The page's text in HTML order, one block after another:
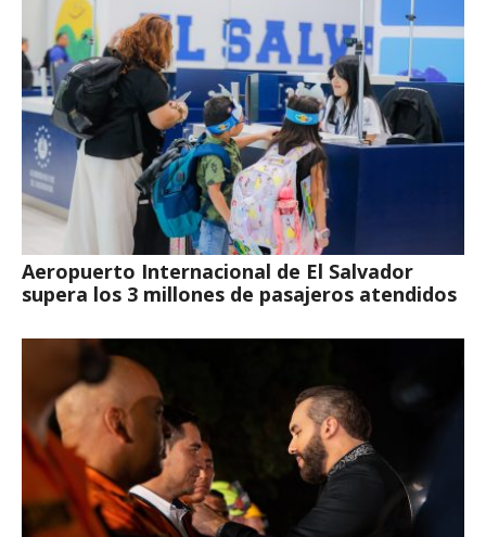
Aeropuerto Internacional de El Salvador
supera los 3 millones de pasajeros atendidos